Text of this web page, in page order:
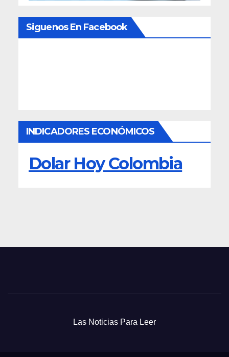
Siguenos En Facebook
INDICADORES ECONÓMICOS
Dolar Hoy Colombia
Las Noticias Para Leer